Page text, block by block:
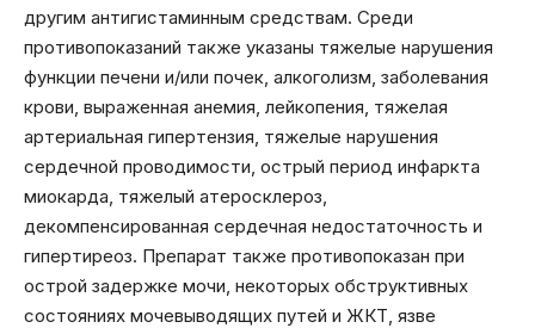
другим антигистаминным средствам. Среди
противопоказаний также указаны тяжелые нарушения
функции печени и/или почек, алкоголизм, заболевания
крови, выраженная анемия, лейкопения, тяжелая
артериальная гипертензия, тяжелые нарушения
сердечной проводимости, острый период инфаркта
миокарда, тяжелый атеросклероз,
декомпенсированная сердечная недостаточность и
гипертиреоз. Препарат также противопоказан при
острой задержке мочи, некоторых обструктивных
состояниях мочевыводящих путей и ЖКТ, язве